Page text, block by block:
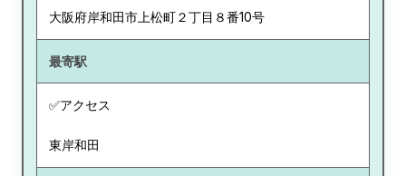
大阪府岸和田市上松町２丁目８番10号
最寄駅
✅アクセス
東岸和田